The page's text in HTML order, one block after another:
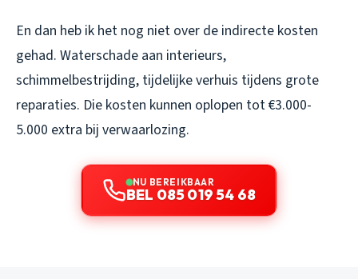
En dan heb ik het nog niet over de indirecte kosten
gehad. Waterschade aan interieurs,
schimmelbestrijding, tijdelijke verhuis tijdens grote
reparaties. Die kosten kunnen oplopen tot €3.000-
5.000 extra bij verwaarlozing.
NU BEREIKBAAR
BEL 085 019 54 68